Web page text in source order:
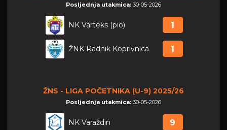
Posljednja utakmica: 30-05-2026
NK Varteks (pio) 1
ŽNK Radnik Koprivnica 1
ŽNS - LIGA POČETNIKA (U-9) 2025/26
Posljednja utakmica: 30-05-2026
NK Varaždin 9